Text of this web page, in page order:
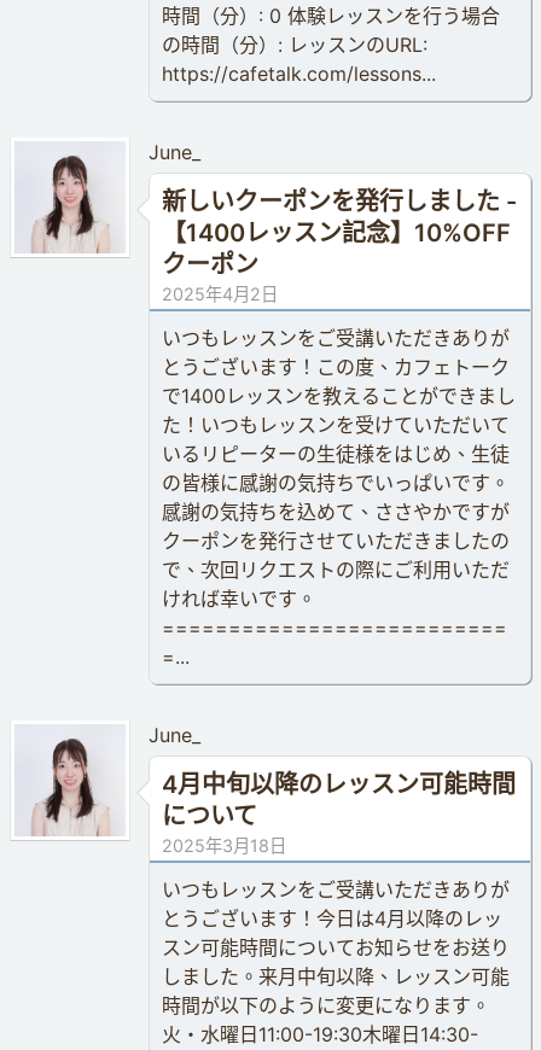
時間（分）: 0 体験レッスンを行う場合
の時間（分）: レッスンのURL:
https://cafetalk.com/lessons...
June_
新しいクーポンを発行しました -
【1400レッスン記念】10%OFF
クーポン
2025年4月2日
いつもレッスンをご受講いただきありが
とうございます！この度、カフェトーク
で1400レッスンを教えることができまし
た！いつもレッスンを受けていただいて
いるリピーターの生徒様をはじめ、生徒
の皆様に感謝の気持ちでいっぱいです。
感謝の気持ちを込めて、ささやかですが
クーポンを発行させていただきましたの
で、次回リクエストの際にご利用いただ
ければ幸いです。
==========================
=...
June_
4月中旬以降のレッスン可能時間
について
2025年3月18日
いつもレッスンをご受講いただきありが
とうございます！今日は4月以降のレッ
スン可能時間についてお知らせをお送り
しました。来月中旬以降、レッスン可能
時間が以下のように変更になります。
火・水曜日11:00-19:30木曜日14:30-